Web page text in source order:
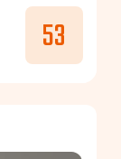
53